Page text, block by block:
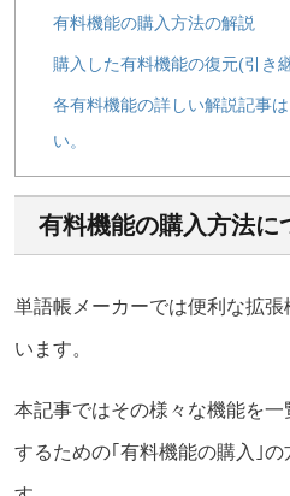
有料機能の購入方法の解説
購入した有料機能の復元(引き
各有料機能の詳しい解説記事
い。
有料機能の購入方法に
単語帳メーカーでは便利な拡
います。
本記事ではその様々な機能を
するための｢有料機能の購入｣